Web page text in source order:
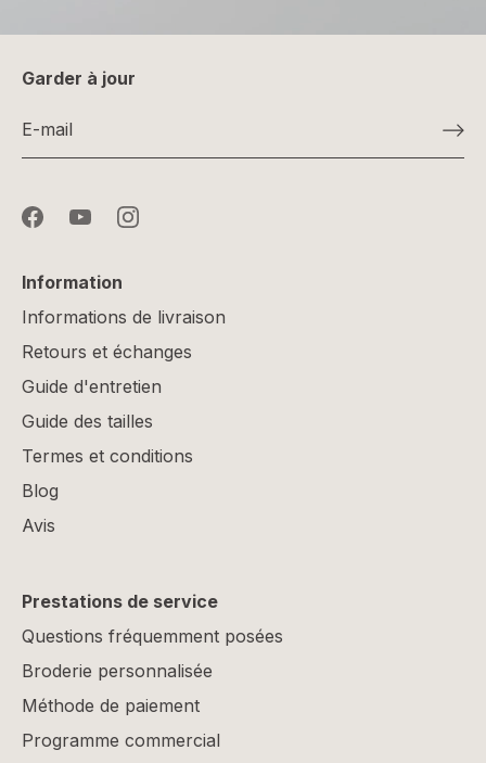
Garder à jour
Information
Informations de livraison
Retours et échanges
Guide d'entretien
Guide des tailles
Termes et conditions
Blog
Avis
Prestations de service
Questions fréquemment posées
Broderie personnalisée
Méthode de paiement
Programme commercial